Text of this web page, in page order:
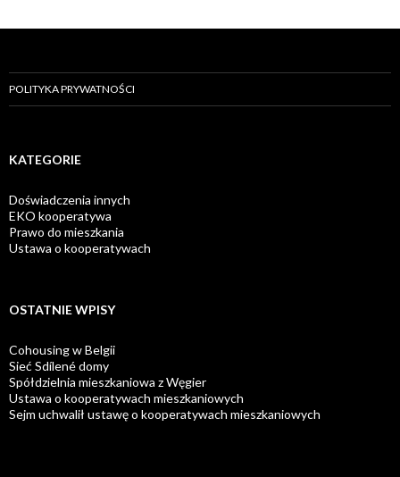
POLITYKA PRYWATNOŚCI
KATEGORIE
Doświadczenia innych
EKO kooperatywa
Prawo do mieszkania
Ustawa o kooperatywach
OSTATNIE WPISY
Cohousing w Belgii
Sieć Sdílené domy
Spółdzielnia mieszkaniowa z Węgier
Ustawa o kooperatywach mieszkaniowych
Sejm uchwalił ustawę o kooperatywach mieszkaniowych